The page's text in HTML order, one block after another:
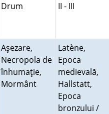
Drum
II - III
Aşezare,
Necropola de
înhumaţie,
Mormânt
Latène,
Epoca
medievală,
Hallstatt,
Epoca
bronzului /